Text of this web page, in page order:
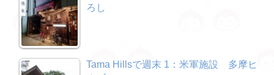
ろし
Tama Hillsで週末 1：米軍施設 多摩ヒ